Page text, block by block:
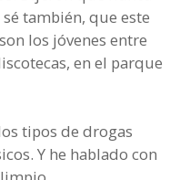
también, que este
los jóvenes entre
en el parque
tipos de drogas
Y he hablado con